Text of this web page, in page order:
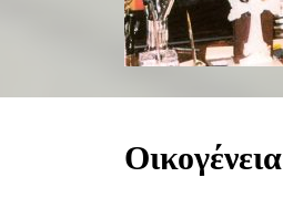
Οικογένεια